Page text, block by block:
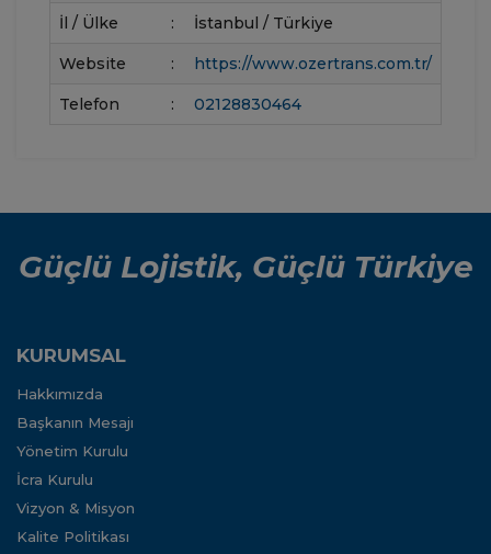
İl / Ülke : İstanbul / Türkiye
Website : https://www.ozertrans.com.tr/
Telefon : 02128830464
Güçlü Lojistik, Güçlü Türkiye
KURUMSAL
Hakkımızda
Başkanın Mesajı
Yönetim Kurulu
İcra Kurulu
Vizyon & Misyon
Kalite Politikası